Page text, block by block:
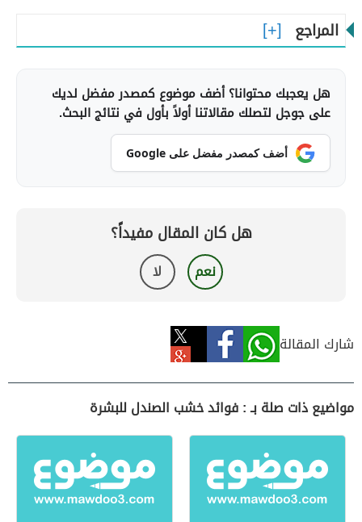
المراجع
هل يعجبك محتوانا؟ أضف موضوع كمصدر مفضل لديك
على جوجل لتصلك مقالاتنا أولاً بأول في نتائج البحث.
أضف كمصدر مفضل على Google
هل كان المقال مفيداً؟
نعم لا
شارك المقالة
مواضيع ذات صلة بـ : فوائد خشب الصندل للبشرة